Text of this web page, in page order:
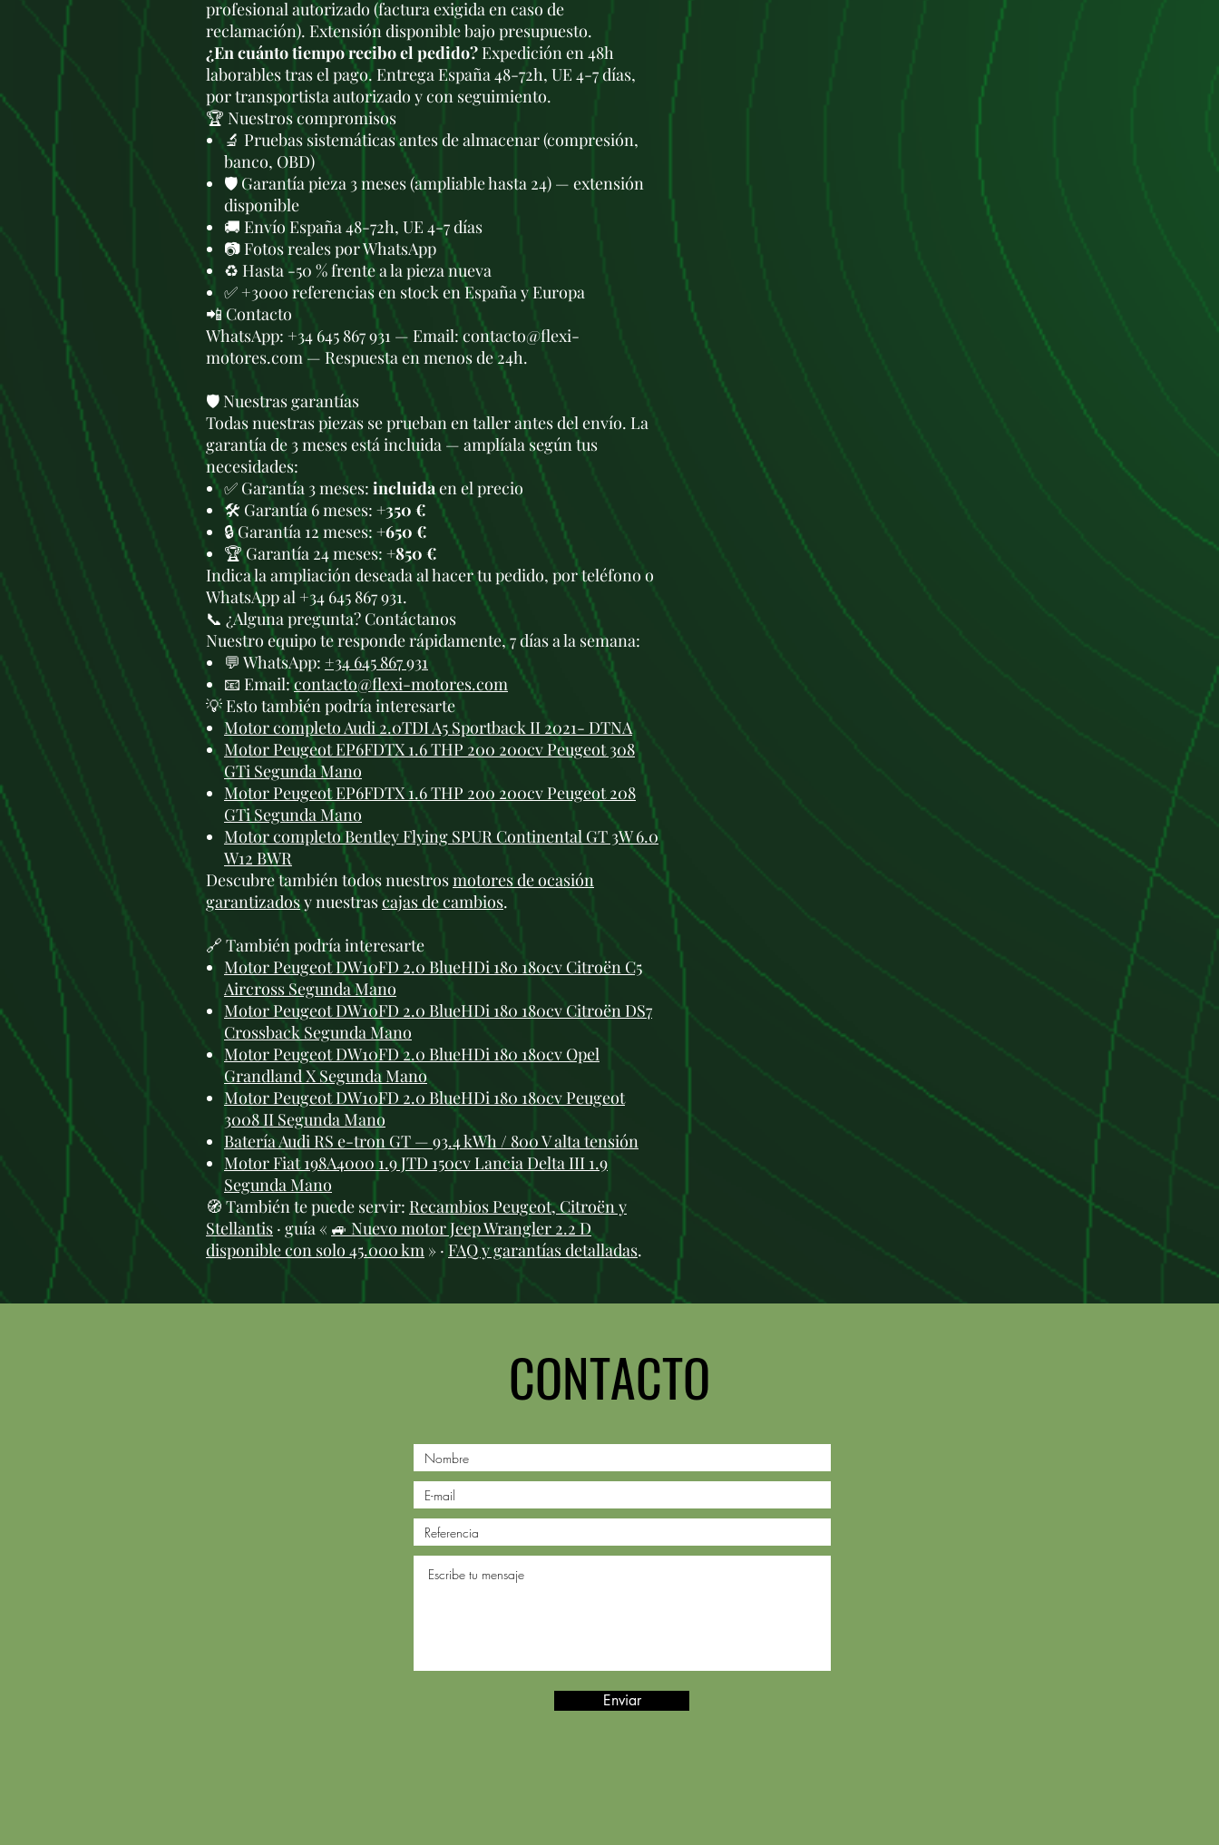
profesional autorizado (factura exigida en caso de
reclamación). Extensión disponible bajo presupuesto.
¿En cuánto tiempo recibo el pedido? Expedición en 48h
laborables tras el pago. Entrega España 48-72h, UE 4-7 días,
por transportista autorizado y con seguimiento.
🏆 Nuestros compromisos
🔬 Pruebas sistemáticas antes de almacenar (compresión,
banco, OBD)
🛡️ Garantía pieza 3 meses (ampliable hasta 24) — extensión
disponible
🚚 Envío España 48-72h, UE 4-7 días
📷 Fotos reales por WhatsApp
♻️ Hasta -50 % frente a la pieza nueva
✅ +3000 referencias en stock en España y Europa
📲 Contacto
WhatsApp: +34 645 867 931 — Email: contacto@flexi-
motores.com — Respuesta en menos de 24h.
🛡️ Nuestras garantías
Todas nuestras piezas se prueban en taller antes del envío. La
garantía de 3 meses está incluida — amplíala según tus
necesidades:
✅ Garantía 3 meses: incluidaen el precio
🛠️ Garantía 6 meses: +350 €
🔒 Garantía 12 meses: +650 €
🏆 Garantía 24 meses: +850 €
Indica la ampliación deseada al hacer tu pedido, por teléfono o
WhatsApp al +34 645 867 931.
📞 ¿Alguna pregunta? Contáctanos
Nuestro equipo te responde rápidamente, 7 días a la semana:
💬 WhatsApp: +34 645 867 931
📧 Email:contacto@flexi-motores.com
💡 Esto también podría interesarte
Motor completo Audi 2.0TDI A5 Sportback II 2021- DTNA
Motor Peugeot EP6FDTX 1.6 THP 200 200cv Peugeot 308
GTi Segunda Mano
Motor Peugeot EP6FDTX 1.6 THP 200 200cv Peugeot 208
GTi Segunda Mano
Motor completo Bentley Flying SPUR Continental GT 3W 6.0
W12 BWR
Descubre también todos nuestrosmotores de ocasión
garantizadosy nuestrascajas de cambios.
🔗 También podría interesarte
Motor Peugeot DW10FD 2.0 BlueHDi 180 180cv Citroën C5
Aircross Segunda Mano
Motor Peugeot DW10FD 2.0 BlueHDi 180 180cv Citroën DS7
Crossback Segunda Mano
Motor Peugeot DW10FD 2.0 BlueHDi 180 180cv Opel
Grandland X Segunda Mano
Motor Peugeot DW10FD 2.0 BlueHDi 180 180cv Peugeot
3008 II Segunda Mano
Batería Audi RS e-tron GT — 93.4 kWh / 800 V alta tensión
Motor Fiat 198A4000 1.9 JTD 150cv Lancia Delta III 1.9
Segunda Mano
🧭 También te puede servir: Recambios Peugeot, Citroën y
Stellantis · guía « 🚙 Nuevo motor Jeep Wrangler 2.2 D
disponible con solo 45.000 km » · FAQ y garantías detalladas.
CONTACTO
Enviar